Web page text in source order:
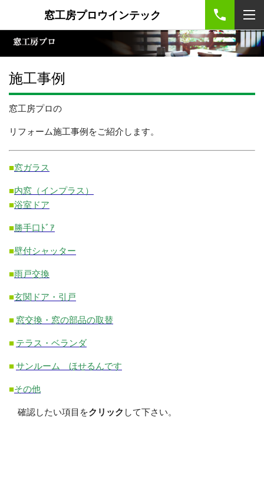
窓工房プロウインテック
施工事例
窓工房プロの
リフォーム施工事例をご紹介します。
■窓ガラス
■内窓（インプラス）
■浴室ドア
■勝手口ﾄﾞｱ
■壁付シャッター
■雨戸交換
■玄関ドア・引戸
■ 窓交換・窓の部品の取替
■ テラス・ベランダ
■サンルーム ほせるんです
■その他
確認したい項目をクリック して下さい。